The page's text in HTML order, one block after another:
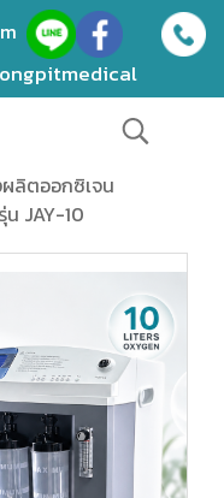
ผลิตออกซิเจน
JAY-10